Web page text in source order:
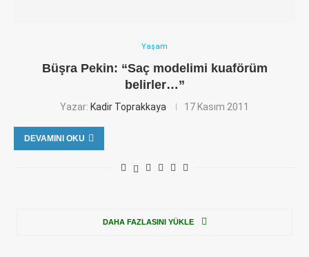
Yaşam
Büşra Pekin: “Saç modelimi kuaförüm
belirler…”
Yazar: Kadir Toprakkaya 17 Kasım 2011
DEVAMINI OKU
DAHA FAZLASINI YÜKLE